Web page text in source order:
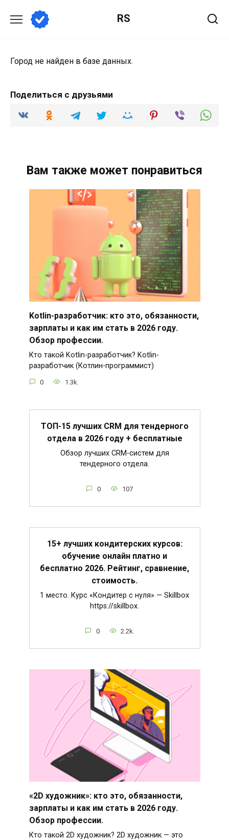
содержанию
RS
Город не найден в базе данных.
Поделиться с друзьями
Вам также может понравиться
Kotlin-разработчик: кто это, обязанности,
зарплаты и как им стать в 2026 году.
Обзор профессии.
Кто такой Kotlin-разработчик? Kotlin-
разработчик (Котлин-программист)
0 1.3k.
ТОП-15 лучших CRM для тендерного
отдела в 2026 году + бесплатные
Обзор лучших CRM-систем для
тендерного отдела.
0 107
15+ лучших кондитерских курсов:
обучение онлайн платно и
бесплатно 2026. Рейтинг, сравнение,
стоимость.
1 место. Курс «Кондитер с нуля» — Skillbox
https://skillbox.
0 2.2k.
«2D художник»: кто это, обязанности,
зарплаты и как им стать в 2026 году.
Обзор профессии.
Кто такой 2D художник? 2D художник — это